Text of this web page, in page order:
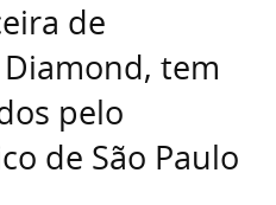
de
tem
pelo
de São Paulo